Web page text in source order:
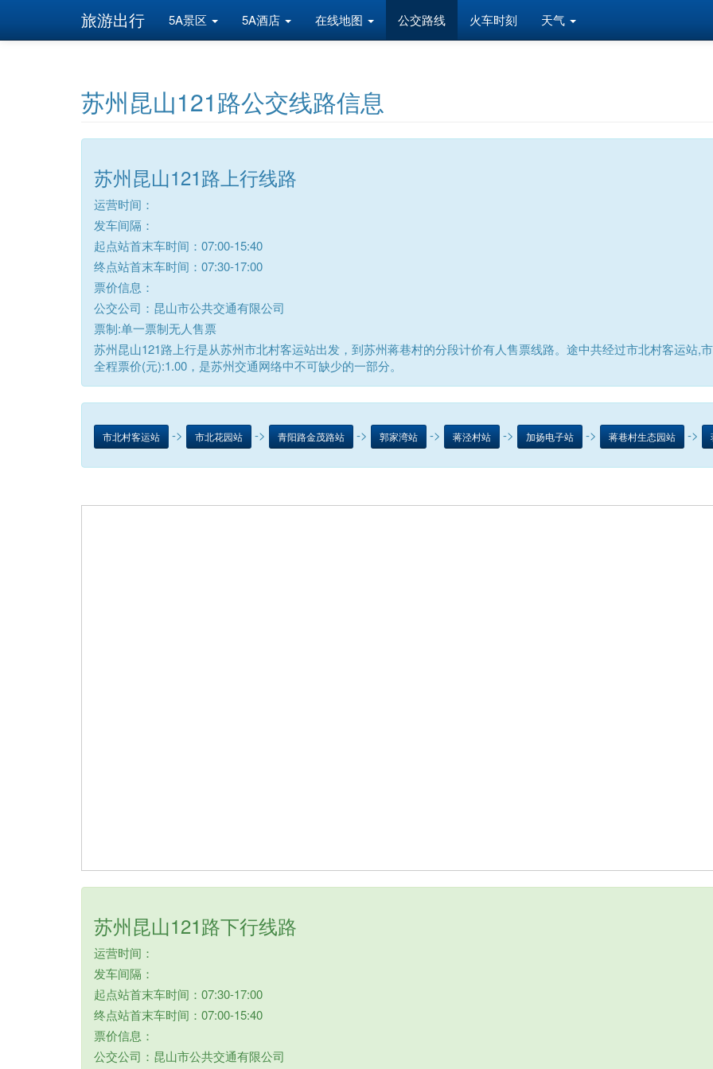
旅游出行 5A景区 5A酒店 在线地图 公交路线 火车时刻 天气
苏州昆山121路公交线路信息
苏州昆山121路上行线路
运营时间：
发车间隔：
起点站首末车时间：07:00-15:40
终点站首末车时间：07:30-17:00
票价信息：
公交公司：昆山市公共交通有限公司
票制:单一票制无人售票
苏州昆山121路上行是从苏州市北村客运站出发，到苏州蒋巷村的分段计价有人售票线路。途中共经过市北村客运站,
全程票价(元):1.00，是苏州交通网络中不可缺少的一部分。
市北村客运站 -> 市北花园站 -> 青阳路金茂路站 -> 郭家湾站 -> 蒋泾村站 -> 加扬电子站 -> 蒋巷村生态园站 ->
苏州昆山121路下行线路
运营时间：
发车间隔：
起点站首末车时间：07:30-17:00
终点站首末车时间：07:00-15:40
票价信息：
公交公司：昆山市公共交通有限公司